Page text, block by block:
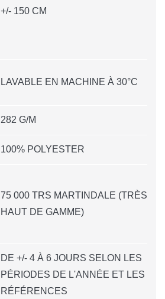
+/- 150 CM
LAVABLE EN MACHINE À 30°C
282 G/M
100% POLYESTER
75 000 TRS MARTINDALE (TRÈS
HAUT DE GAMME)
DE +/- 4 À 6 JOURS SELON LES
PÉRIODES DE L'ANNÉE ET LES
RÉFÉRENCES